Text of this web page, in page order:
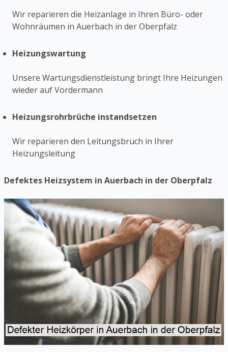
Wir reparieren die Heizanlage in Ihren Büro- oder
Wohnräumen in Auerbach in der Oberpfalz
Heizungswartung
Unsere Wartungsdienstleistung bringt Ihre Heizungen
wieder auf Vordermann
Heizungsrohrbrüche instandsetzen
Wir reparieren den Leitungsbruch in Ihrer
Heizungsleitung
Defektes Heizsystem in Auerbach in der Oberpfalz